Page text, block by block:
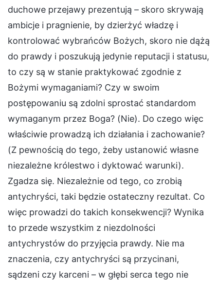
duchowe przejawy prezentują – skoro skrywają
ambicje i pragnienie, by dzierżyć władzę i
kontrolować wybrańców Bożych, skoro nie dążą
do prawdy i poszukują jedynie reputacji i statusu,
to czy są w stanie praktykować zgodnie z
Bożymi wymaganiami? Czy w swoim
postępowaniu są zdolni sprostać standardom
wymaganym przez Boga? (Nie). Do czego więc
właściwie prowadzą ich działania i zachowanie?
(Z pewnością do tego, żeby ustanowić własne
niezależne królestwo i dyktować warunki).
Zgadza się. Niezależnie od tego, co zrobią
antychryści, taki będzie ostateczny rezultat. Co
więc prowadzi do takich konsekwencji? Wynika
to przede wszystkim z niezdolności
antychrystów do przyjęcia prawdy. Nie ma
znaczenia, czy antychryści są przycinani,
sądzeni czy karceni – w głębi serca tego nie